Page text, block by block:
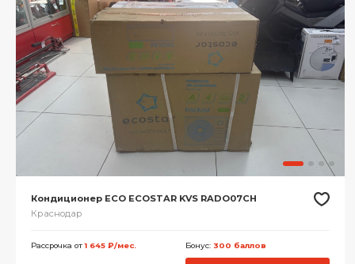
Кондиционер ECO ECOSTAR KVS RADO07CH
Краснодар
Рассрочка от1 645 ₽/мес. Бонус: 300 баллов